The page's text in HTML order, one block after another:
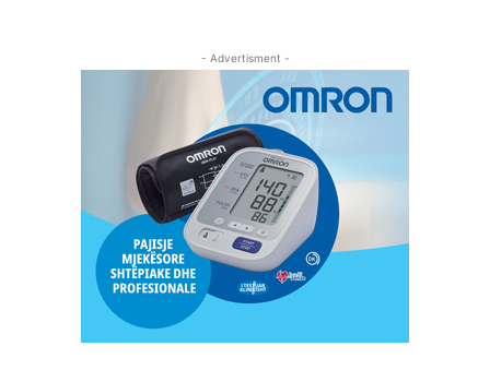
- Advertisment -